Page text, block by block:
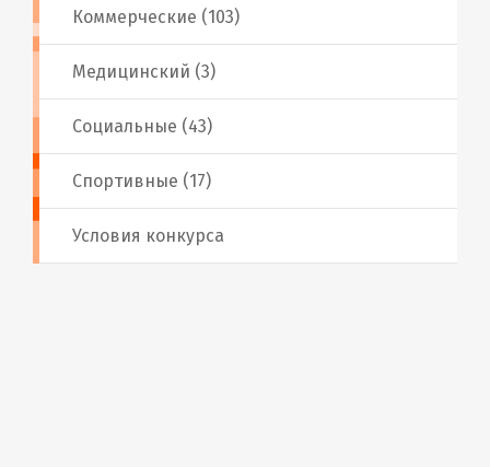
Коммерческие (103)
Медицинский (3)
Социальные (43)
Спортивные (17)
Условия конкурса